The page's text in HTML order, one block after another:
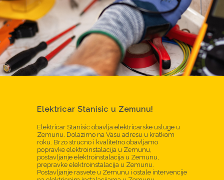
Elektricar Stanisic u Zemunu!
Elektricar Stanisic obavlja elektricarske usluge u
Zemunu. Dolazimo na Vasu adresu u kratkom
roku. Brzo strucno i kvalitetno obavljamo
popravke elektroinstalacija u Zemunu,
postavljanje elektroinstalacija u Zemunu,
prepravke elektroinstalacija u Zemunu.
Postavljanje rasvete u Zemunu i ostale intervencije